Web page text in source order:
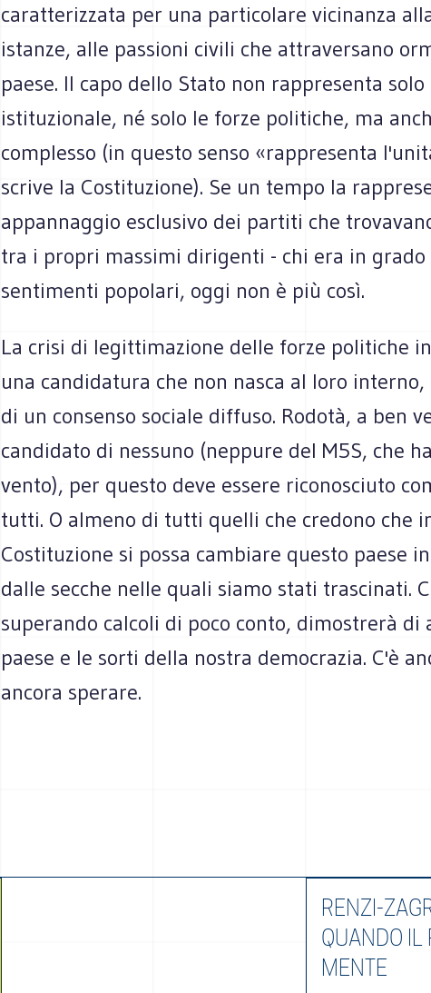
caratterizzata per una particolare vicinanza
istanze, alle passioni civili che attraversano
paese. Il capo dello Stato non rappresenta
istituzionale, né solo le forze politiche, ma
complesso (in questo senso «rappresenta
scrive la Costituzione). Se un tempo la
appannaggio esclusivo dei partiti che
tra i propri massimi dirigenti - chi era in
sentimenti popolari, oggi non è più così.
La crisi di legittimazione delle forze politiche
una candidatura che non nasca al loro interno,
di un consenso sociale diffuso. Rodotà, a ben
candidato di nessuno (neppure del M5S, che
vento), per questo deve essere riconosciuto
tutti. O almeno di tutti quelli che credono che
Costituzione si possa cambiare questo paese
dalle secche nelle quali siamo stati trascinati.
superando calcoli di poco conto, dimostrerà di
paese e le sorti della nostra democrazia. C'è
ancora sperare.
RENZI-
QUANDO IL
MENTE